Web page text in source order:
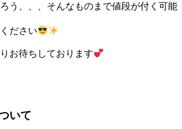
う、、、そんなものまで値段が付く可能
ださい
お待ちしております
いて